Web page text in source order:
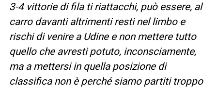
3-4 vittorie di fila ti riattacchi, può essere, al
carro davanti altrimenti resti nel limbo e
rischi di venire a Udine e non mettere tutto
quello che avresti potuto, inconsciamente,
ma a mettersi in quella posizione di
classifica non è perché siamo partiti troppo